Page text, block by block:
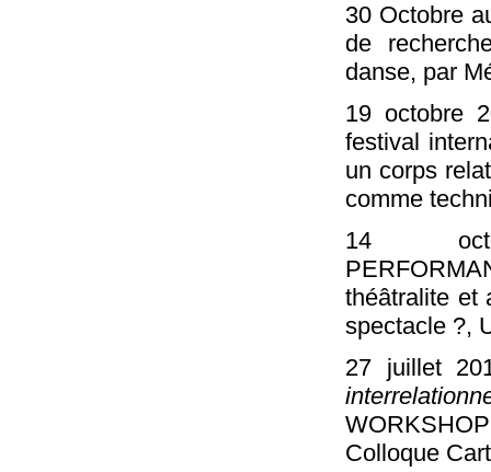
30 Octobre
de
danse, par
19 octobre
festival
un corps
comme
14
théâtralite et
spectacle ?,
27 juillet
Colloque